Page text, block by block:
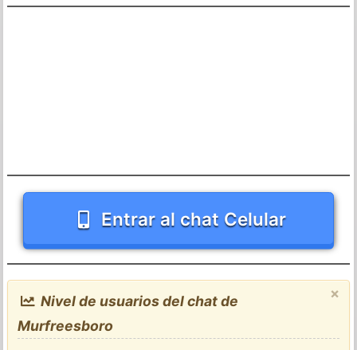
Entrar al chat Celular
×
Nivel de usuarios del chat de
Murfreesboro